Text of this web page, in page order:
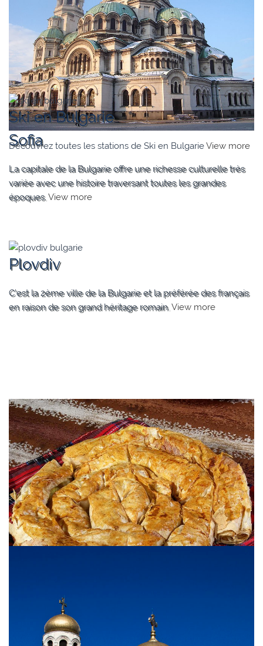
Sofia
La capitale de la Bulgarie offre une richesse culturelle très
variée avec une histoire traversant toutes les grandes
époques. View more
Ski en Bulgarie
Découvrez toutes les stations de Ski en BulgarieView more
Plovdiv
C’est la 2ème ville de la Bulgarie et la préférée des français
en raison de son grand héritage romain. View more
Cuisine bulgare